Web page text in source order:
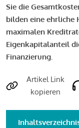
Sie die
bilden eine ehrliche
maximalen
Eigenkapitalanteil
Finanzierung.
Artikel Link
kopieren